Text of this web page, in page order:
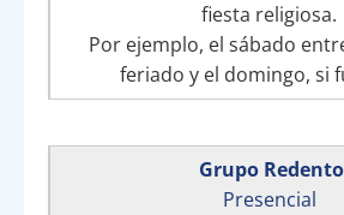
fiesta religiosa.
Por ejemplo, el sábado
feriado y el domingo, si
Grupo
Presencial